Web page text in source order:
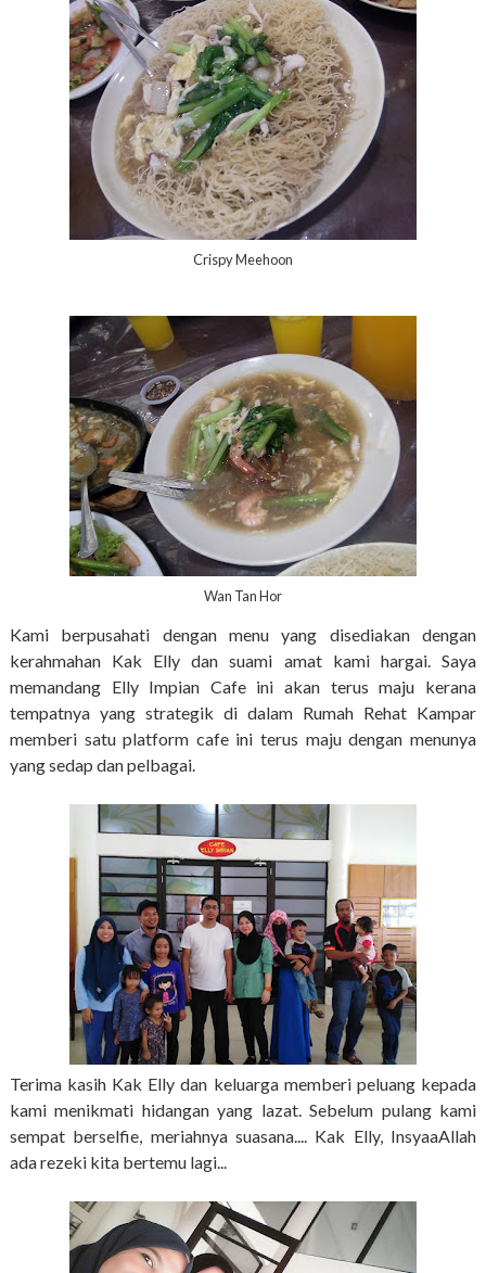
Crispy Meehoon
Wan Tan Hor
Kami berpusahati dengan menu yang disediakan dengan
kerahmahan Kak Elly dan suami amat kami hargai. Saya
memandang Elly Impian Cafe ini akan terus maju kerana
tempatnya yang strategik di dalam Rumah Rehat Kampar
memberi satu platform cafe ini terus maju dengan menunya
yang sedap dan pelbagai.
Terima kasih Kak Elly dan keluarga memberi peluang kepada
kami menikmati hidangan yang lazat. Sebelum pulang kami
sempat berselfie, meriahnya suasana.... Kak Elly, InsyaaAllah
ada rezeki kita bertemu lagi...